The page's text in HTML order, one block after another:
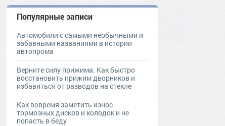
Популярные записи
Автомобили с самыми необычными и
забавными названиями в истории
автопрома
Верните силу прижима: Как быстро
восстановить прижим дворников и
избавиться от разводов на стекле
Как вовремя заметить износ
тормозных дисков и колодок и не
попасть в беду